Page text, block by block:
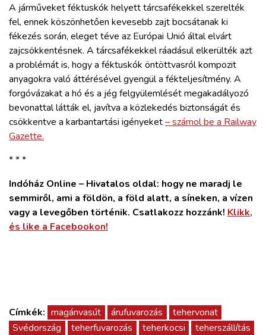
A járműveket féktuskók helyett tárcsafékekkel szerelték
fel, ennek köszönhetően kevesebb zajt bocsátanak ki
fékezés során, eleget téve az Európai Unió által elvárt
zajcsökkentésnek. A tárcsafékekkel ráadásul elkerülték azt
a problémát is, hogy a féktuskók öntöttvasról kompozit
anyagokra való áttérésével gyengül a fékteljesítmény. A
forgóvázakat a hó és a jég felgyülemlését megakadályozó
bevonattal látták el, javítva a közlekedés biztonságát és
csökkentve a karbantartási igényeket– számol be a Railway
Gazette.
* * *
Indóház Online – Hivatalos oldal: hogy ne maradj le
semmiről, ami a földön, a föld alatt, a síneken, a vízen
vagy a levegőben történik. Csatlakozz hozzánk! Klikk,
és like a Facebookon!
Címkék: magánvasút árufuvarozás
tehervonat
Svédország
teherfuvarozás teherkocsi
teherszállítás